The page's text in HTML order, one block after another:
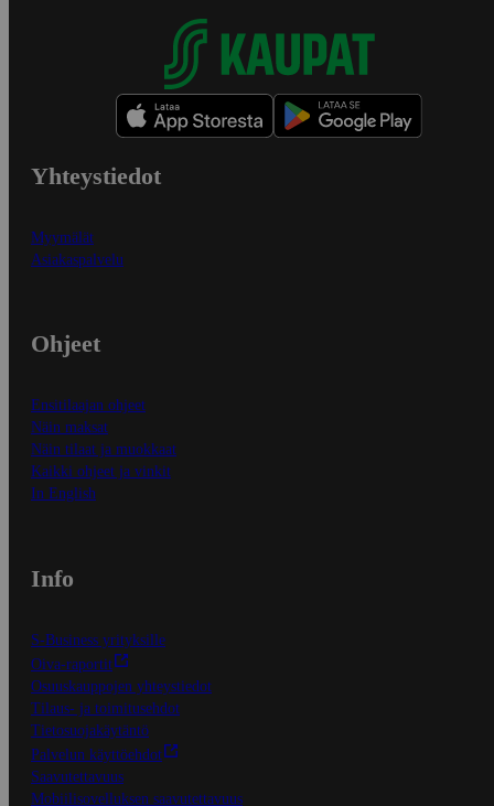
Yhteystiedot
Myymälät
Asiakaspalvelu
Ohjeet
Ensitilaajan ohjeet
Näin maksat
Näin tilaat ja muokkaat
Kaikki ohjeet ja vinkit
In English
Info
S-Business yrityksille
Oiva-raportit
Osuuskauppojen yhteystiedot
Tilaus- ja toimitusehdot
Tietosuojakäytäntö
Palvelun käyttöehdot
Saavutettavuus
Mobiilisovelluksen saavutettavuus